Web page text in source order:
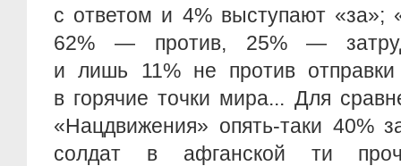
с ответом и 4% выступают «за»;
62% — против, 25% —
и лишь 11% не против отправки
в горячие точки мира... Для
«Нацдвижения» опять-таки 40%
солдат в афганской ти